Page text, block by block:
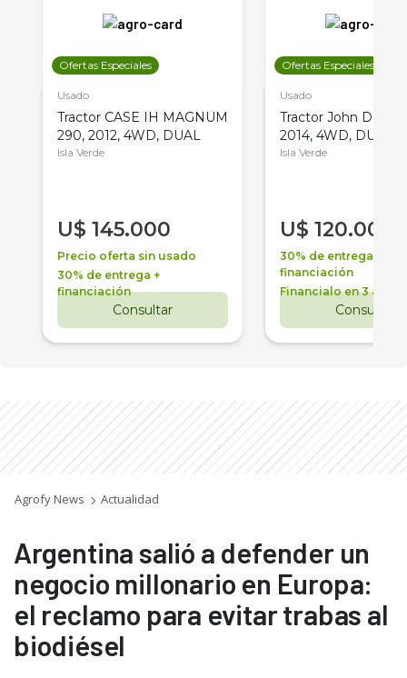
Ofertas Especiales
Usado
Tractor CASE IH MAGNUM
290, 2012, 4WD, DUAL
Isla Verde
U$ 145.000
Precio oferta sin usado
30% de entrega +
financiación
Consultar
Ofertas Especiales
Usado
Tractor John Deere
2014, 4WD, DUAL
Isla Verde
U$ 120.000
30% de entrega +
financiación
Financialo en 3 años
Consultar
Agrofy News Actualidad
Argentina salió a defender un
negocio millonario en Europa:
el reclamo para evitar trabas al
biodiésel